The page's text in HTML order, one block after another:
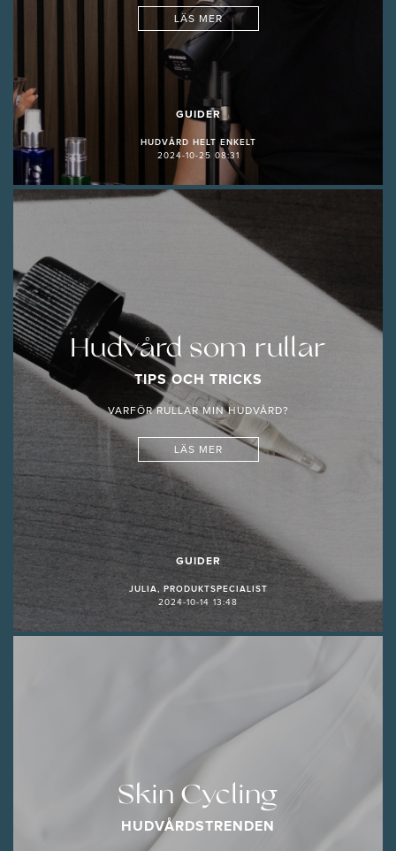
LÄS MER
GUIDER
HUDVÅRD HELT ENKELT
2024-10-25 08:31
Hudvård som rullar
TIPS OCH TRICKS
VARFÖR RULLAR MIN HUDVÅRD?
LÄS MER
GUIDER
JULIA, PRODUKTSPECIALIST
2024-10-14 13:48
Skin Cycling
HUDVÅRDSTRENDEN